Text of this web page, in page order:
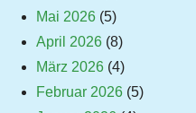
Mai 2026 (5)
April 2026 (8)
März 2026 (4)
Februar 2026 (5)